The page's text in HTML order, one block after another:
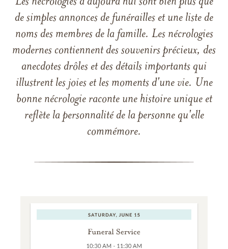
de simples annonces de funérailles et une liste de
noms des membres de la famille. Les nécrologies
modernes contiennent des souvenirs précieux, des
anecdotes drôles et des détails importants qui
illustrent les joies et les moments d'une vie. Une
bonne nécrologie raconte une histoire unique et
reflète la personnalité de la personne qu'elle
commémore.